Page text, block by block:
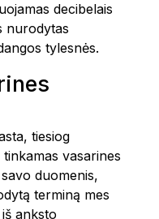
decibelais
nurodytas
tylesnės.
tiesiog
vasarines
duomenis,
terminą mes
anksto